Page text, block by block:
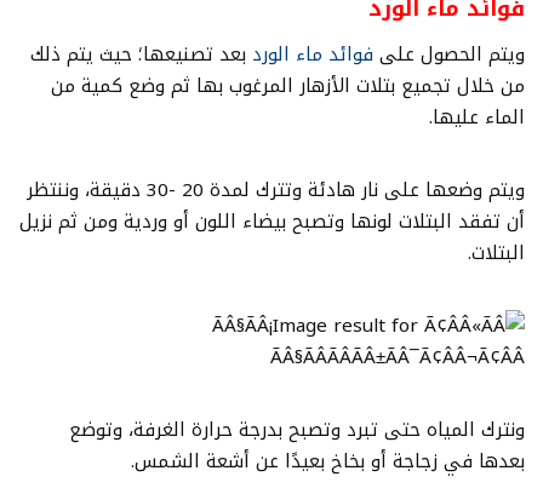
فوائد ماء الورد
ويتم الحصول على فوائد ماء الورد بعد تصنيعها؛ حيث يتم ذلك
من خلال تجميع بتلات الأزهار المرغوب بها ثم وضع كمية من
الماء عليها.
ويتم وضعها على نار هادئة وتترك لمدة 20 -30 دقيقة، وننتظر
أن تفقد البتلات لونها وتصبح بيضاء اللون أو وردية ومن ثم نزيل
البتلات.
ونترك المياه حتى تبرد وتصبح بدرجة حرارة الغرفة، وتوضع
بعدها في زجاجة أو بخاخ بعيدًا عن أشعة الشمس.